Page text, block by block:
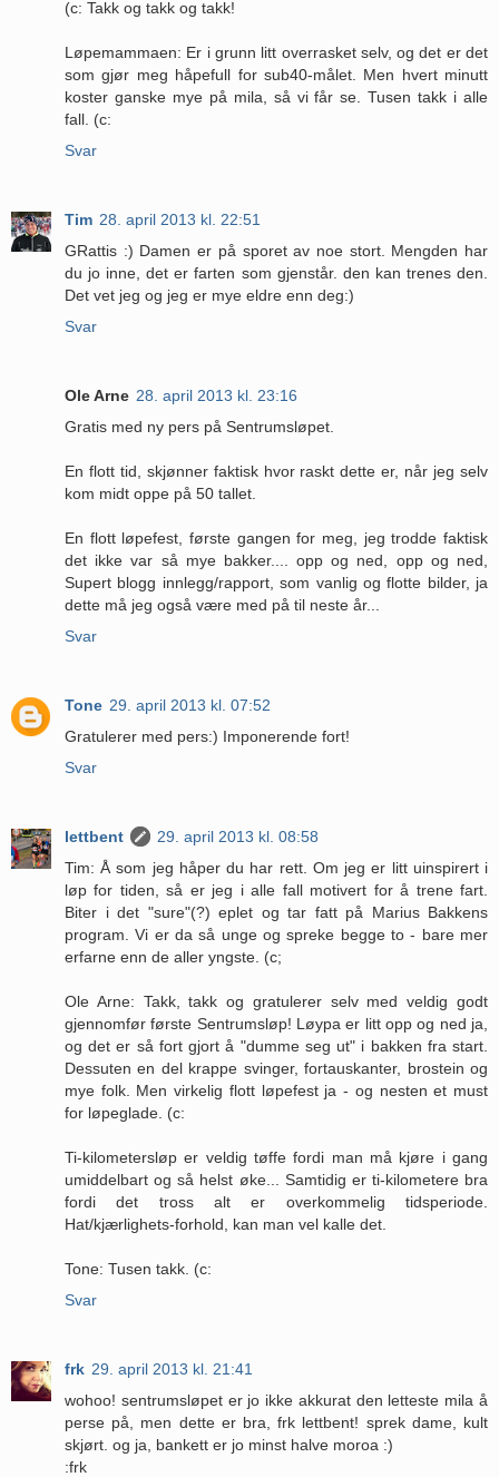
(c: Takk og takk og takk!
Løpemammaen: Er i grunn litt overrasket selv, og det er det
som gjør meg håpefull for sub40-målet. Men hvert minutt
koster ganske mye på mila, så vi får se. Tusen takk i alle
fall. (c:
Svar
Tim 28. april 2013 kl. 22:51
GRattis :) Damen er på sporet av noe stort. Mengden har
du jo inne, det er farten som gjenstår. den kan trenes den.
Det vet jeg og jeg er mye eldre enn deg:)
Svar
Ole Arne 28. april 2013 kl. 23:16
Gratis med ny pers på Sentrumsløpet.
En flott tid, skjønner faktisk hvor raskt dette er, når jeg selv
kom midt oppe på 50 tallet.
En flott løpefest, første gangen for meg, jeg trodde faktisk
det ikke var så mye bakker.... opp og ned, opp og ned,
Supert blogg innlegg/rapport, som vanlig og flotte bilder, ja
dette må jeg også være med på til neste år...
Svar
Tone 29. april 2013 kl. 07:52
Gratulerer med pers:) Imponerende fort!
Svar
lettbent
29. april 2013 kl. 08:58
Tim: Å som jeg håper du har rett. Om jeg er litt uinspirert i
løp for tiden, så er jeg i alle fall motivert for å trene fart.
Biter i det "sure"(?) eplet og tar fatt på Marius Bakkens
program. Vi er da så unge og spreke begge to - bare mer
erfarne enn de aller yngste. (c;
Ole Arne: Takk, takk og gratulerer selv med veldig godt
gjennomfør første Sentrumsløp! Løypa er litt opp og ned ja,
og det er så fort gjort å "dumme seg ut" i bakken fra start.
Dessuten en del krappe svinger, fortauskanter, brostein og
mye folk. Men virkelig flott løpefest ja - og nesten et must
for løpeglade. (c:
Ti-kilometersløp er veldig tøffe fordi man må kjøre i gang
umiddelbart og så helst øke... Samtidig er ti-kilometere bra
fordi det tross alt er overkommelig tidsperiode.
Hat/kjærlighets-forhold, kan man vel kalle det.
Tone: Tusen takk. (c:
Svar
frk 29. april 2013 kl. 21:41
wohoo! sentrumsløpet er jo ikke akkurat den letteste mila å
perse på, men dette er bra, frk lettbent! sprek dame, kult
skjørt. og ja, bankett er jo minst halve moroa :)
:frk